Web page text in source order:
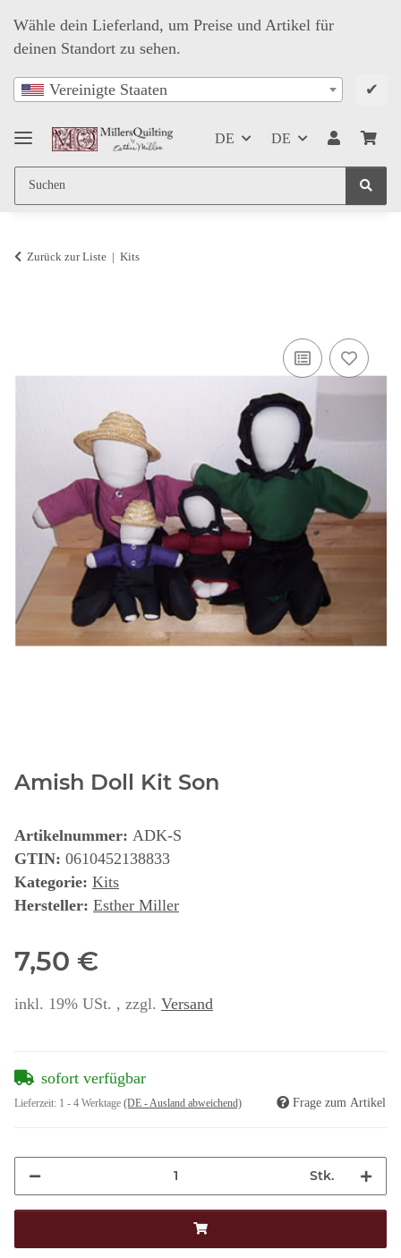
Wähle dein Lieferland, um Preise und Artikel für
deinen Standort zu sehen.
Vereinigte Staaten ✔
DE DE
Zurück zur Liste Kits
Amish Doll Kit Son
Artikelnummer: ADK-S
GTIN: 0610452138833
Kategorie: Kits
Hersteller: Esther Miller
7,50 €
inkl. 19% USt. , zzgl. Versand
sofort verfügbar
Lieferzeit: 1 - 4 Werktage (DE - Ausland abweichend) Frage zum Artikel
Stk.